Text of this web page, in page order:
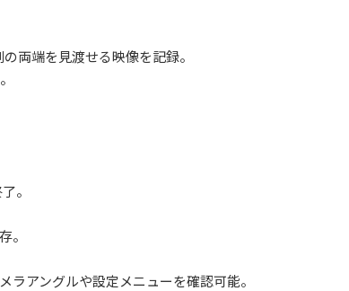
両端を見渡せる映像を記録。
。
。
アングルや設定メニューを確認可能。